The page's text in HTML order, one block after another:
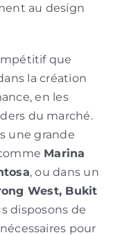
au design
que
la création
en les
du marché.
une grande
Marina
, ou dans un
West, Bukit
disposons de
pour